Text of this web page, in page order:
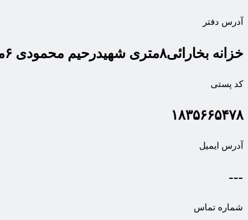
آدرس دفتر
خزانه بخارائی۸متری شهیدرحیم محمودی ۶متری شهیدشریفیان
کد پستی
۱۸۳۵۶۶۵۴۷۸
آدرس ایمیل
---
شماره تماس